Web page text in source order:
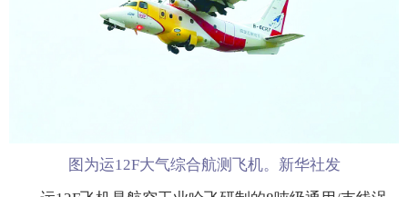
图为运12F大气综合航测飞机。新华社发